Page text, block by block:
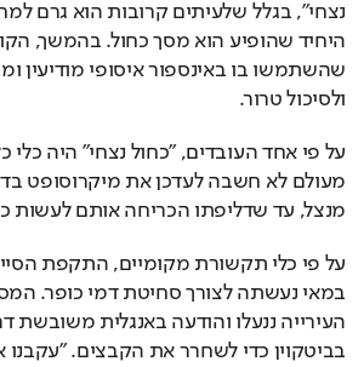
ולסיכול טרור.
מנצל, עד שדליפתו הכריחה אותם לעשות כן.